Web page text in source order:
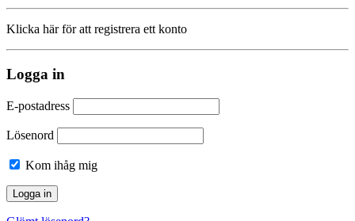
Klicka här för att registrera ett konto
Logga in
E-postadress
Lösenord
Kom ihåg mig